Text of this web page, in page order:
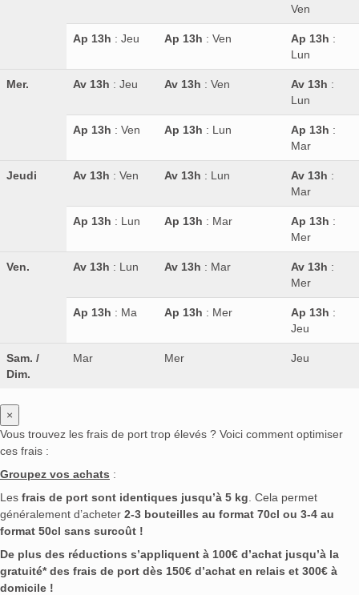
Ven
Ap 13h : Jeu Ap 13h : Ven Ap 13h :
Lun
Mer. Av 13h : Jeu Av 13h : Ven Av 13h :
Lun
Ap 13h : Ven Ap 13h : Lun Ap 13h :
Mar
Jeudi Av 13h : Ven Av 13h : Lun Av 13h :
Mar
Ap 13h : Lun Ap 13h : Mar Ap 13h :
Mer
Ven. Av 13h : Lun Av 13h : Mar Av 13h :
Mer
Ap 13h : Ma Ap 13h : Mer Ap 13h :
Jeu
Sam. /
Dim.
Mar Mer Jeu
×
Vous trouvez les frais de port trop élevés ? Voici comment optimiser
ces frais :
Groupez vos achats :
Les frais de port sont identiques jusqu’à 5 kg . Cela permet
généralement d’acheter 2-3 bouteilles au format 70cl ou 3-4 au
format 50cl sans surcoût !
De plus des réductions s’appliquent à 100€ d’achat jusqu’à la
gratuité* des frais de port dès 150€ d’achat en relais et 300€ à
domicile !